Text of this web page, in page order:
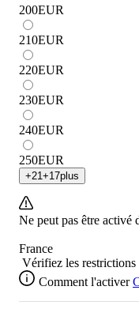
200EUR
210EUR
220EUR
230EUR
240EUR
250EUR
+21 +17plus
Ne peut pas être activé
France
Vérifiez les restrictions
Comment l'activer